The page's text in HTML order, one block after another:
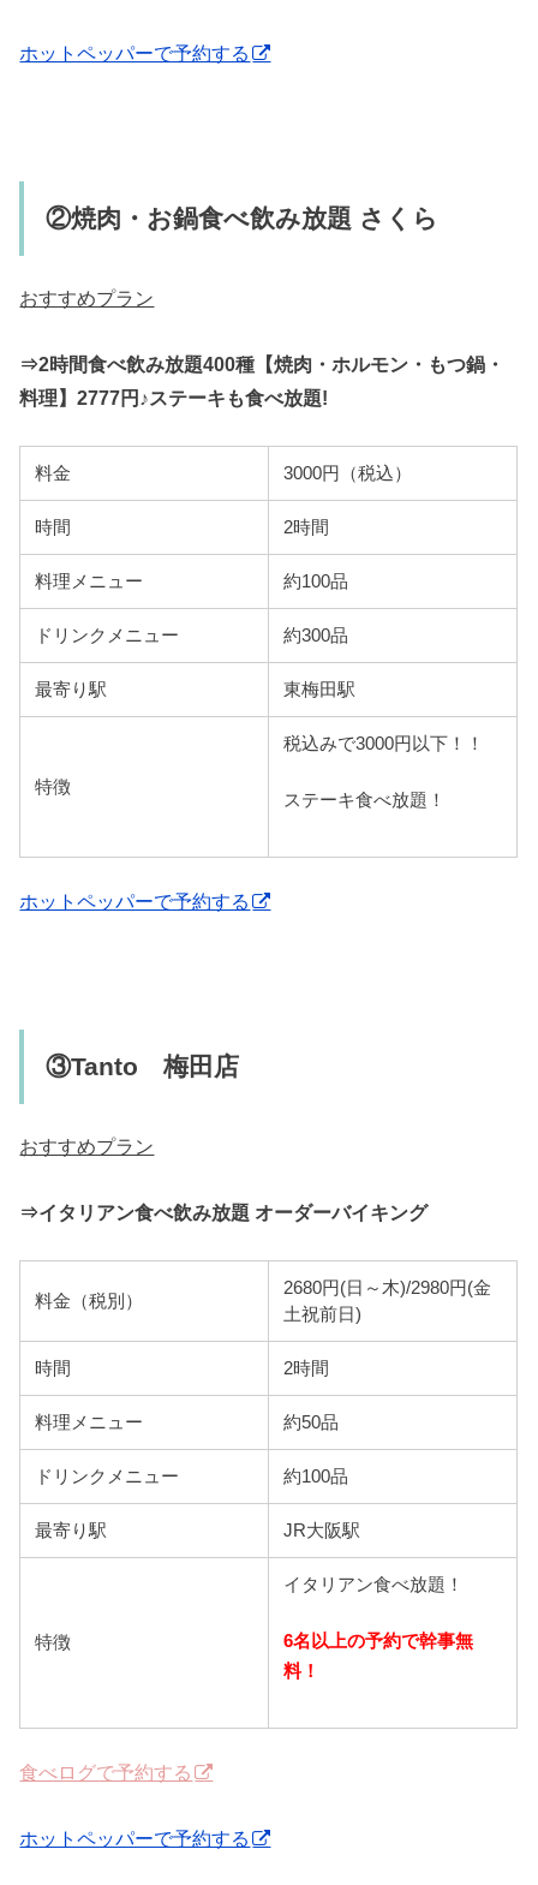
ホットペッパーで予約する
②焼肉・お鍋食べ飲み放題 さくら
おすすめプラン
⇒2時間食べ飲み放題400種【焼肉・ホルモン・もつ鍋・
料理】2777円♪ステーキも食べ放題!
料金 3000円（税込）
時間 2時間
料理メニュー 約100品
ドリンクメニュー 約300品
最寄り駅 東梅田駅
特徴
税込みで3000円以下！！
ステーキ食べ放題！
ホットペッパーで予約する
③Tanto 梅田店
おすすめプラン
⇒イタリアン食べ飲み放題 オーダーバイキング
料金（税別）
2680円(日～木)/2980円(金
土祝前日)
時間 2時間
料理メニュー 約50品
ドリンクメニュー 約100品
最寄り駅 JR大阪駅
特徴
イタリアン食べ放題！
6名以上の予約で幹事無
料！
食べログで予約する
ホットペッパーで予約する